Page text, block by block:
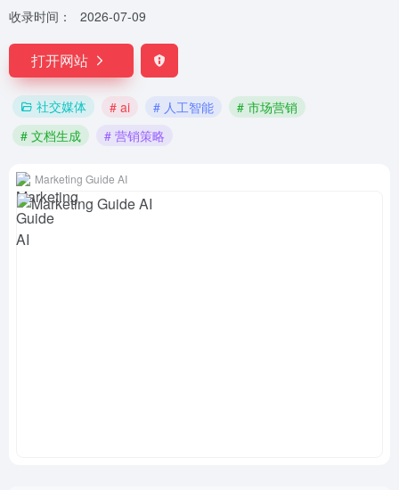
收录时间：
2026-07-09
打开网站
社交媒体 # ai # 人工智能
# 市场营销
# 文档生成
# 营销策略
Marketing Guide AI